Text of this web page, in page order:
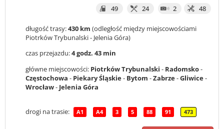
49
24 2 48
długość trasy:430 km (odległość między miejscowościami
Piotrków Trybunalski - Jelenia Góra)
czas przejazdu:4 godz. 43 min
główne miejscowości: Piotrków Trybunalski - Radomsko-
Częstochowa - Piekary Śląskie- Bytom -Zabrze-Gliwice-
Wrocław- Jelenia Góra
drogi na trasie: A1 A4 3 5 88 91 473